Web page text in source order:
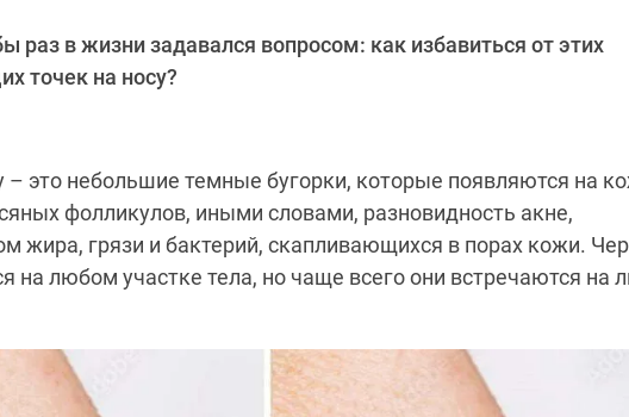
раз в жизни задавался вопросом: как избавиться от этих
точек на носу?
– это небольшие темные бугорки, которые появляются на
фолликулов, иными словами, разновидность акне,
жира, грязи и бактерий, скапливающихся в порах кожи.
на любом участке тела, но чаще всего они встречаются на